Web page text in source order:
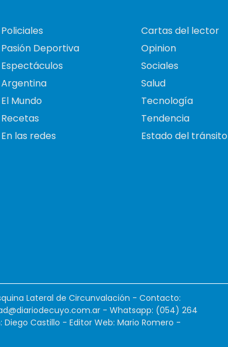
Policiales
Pasión Deportiva
Espectáculos
Argentina
El Mundo
Recetas
En las redes
Cartas del lector
Opinion
Sociales
Salud
Tecnología
Tendencia
Estado del tránsito
Lateral de Circunvalación - Contacto:
- Whatsapp: (054) 264
Castillo - Editor Web: Mario Romero -